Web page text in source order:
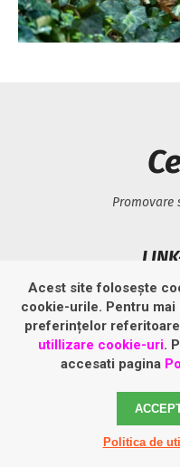
Politică
Politică de
Acest site folosește
cookie-urile. Pentru
preferințelor
utillizare cookie-uri.
accesati pagina
Politica de